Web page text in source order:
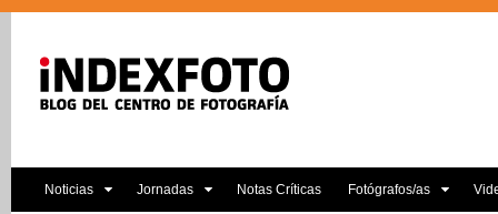
Noticias Jornadas Notas Críticas Fotógrafos/as